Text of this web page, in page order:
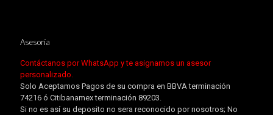
Asesoría
Contáctanos por WhatsApp y te asignamos un asesor
personalizado.
Solo Aceptamos Pagos de su compra en BBVA terminación
74216 ó Citibanamex terminación 89203.
Si no es así su deposito no sera reconocido por nosotros; No